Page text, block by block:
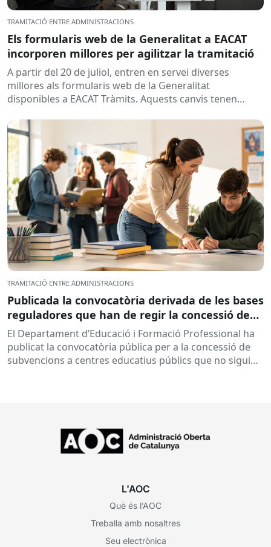
TRAMITACIÓ ENTRE ADMINISTRACIONS
Els formularis web de la Generalitat a EACAT
incorporen millores per agilitzar la tramitació
A partir del 20 de juliol, entren en servei diverses
millores als formularis web de la Generalitat
disponibles a EACAT Tràmits. Aquests canvis tenen
TRAMITACIÓ ENTRE ADMINISTRACIONS
Publicada la convocatòria derivada de les bases
reguladores que han de regir la concessió de
subvencions a centres educatius, per al
desenvolupament de programes de formació i
inserció, durant el curs 2026-2027
El Departament d’Educació i Formació Professional ha
publicat la convocatòria pública per a la concessió de
subvencions a centres educatius públics que no siguin
L'AOC
Què és l’AOC
Treballa amb nosaltres
Seu electrònica